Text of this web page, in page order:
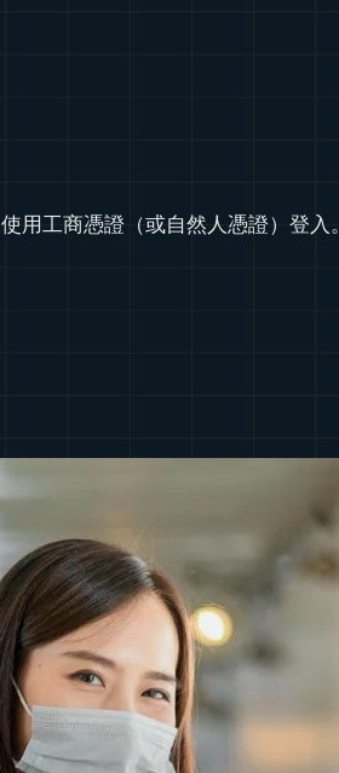
用工商憑證（或自然人憑證）登入。